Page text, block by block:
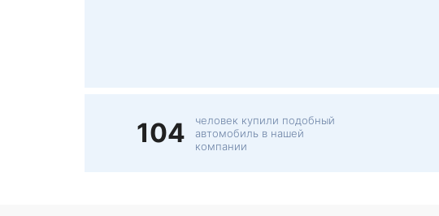
104
человек купили подобный
автомобиль в нашей
компании